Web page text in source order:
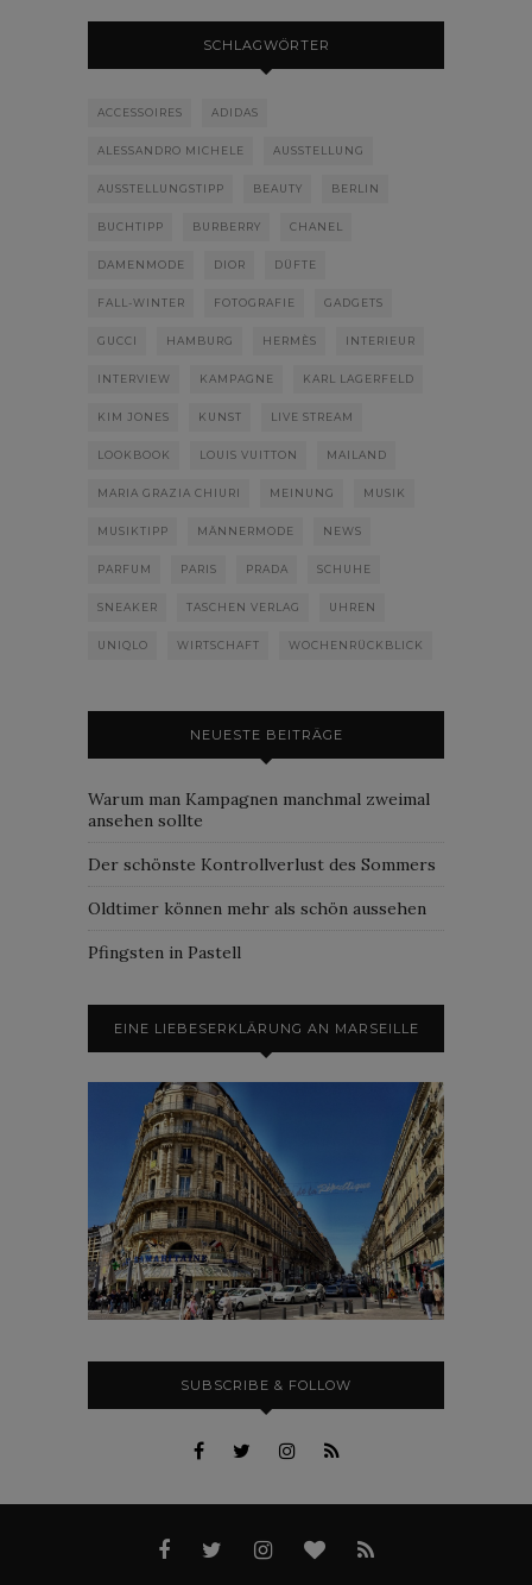
SCHLAGWÖRTER
ACCESSOIRES ADIDAS
ALESSANDRO MICHELE AUSSTELLUNG
AUSSTELLUNGSTIPP BEAUTY BERLIN
BUCHTIPP BURBERRY CHANEL
DAMENMODE DIOR DÜFTE
FALL-WINTER FOTOGRAFIE GADGETS
GUCCI HAMBURG HERMÈS INTERIEUR
INTERVIEW KAMPAGNE KARL LAGERFELD
KIM JONES KUNST LIVE STREAM
LOOKBOOK LOUIS VUITTON MAILAND
MARIA GRAZIA CHIURI MEINUNG MUSIK
MUSIKTIPP MÄNNERMODE NEWS
PARFUM PARIS PRADA SCHUHE
SNEAKER TASCHEN VERLAG UHREN
UNIQLO WIRTSCHAFT WOCHENRÜCKBLICK
NEUESTE BEITRÄGE
Warum man Kampagnen manchmal zweimal
ansehen sollte
Der schönste Kontrollverlust des Sommers
Oldtimer können mehr als schön aussehen
Pfingsten in Pastell
EINE LIEBESERKLÄRUNG AN MARSEILLE
SUBSCRIBE & FOLLOW